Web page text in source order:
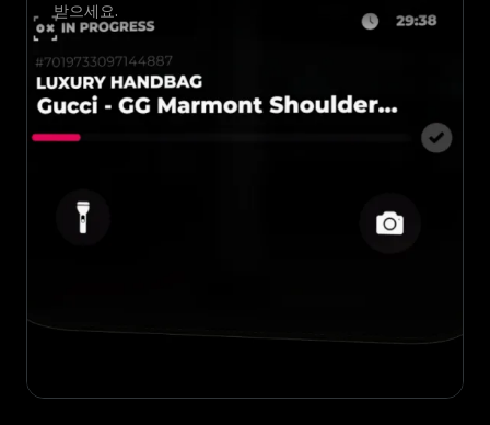
받으세요.